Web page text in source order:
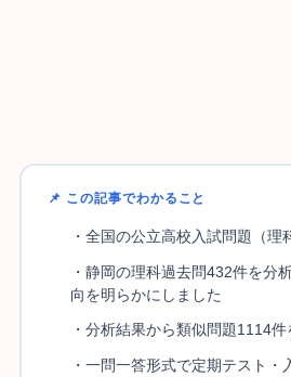
📌 この記事でわかること
・全国の公立高校入試問題（
・静岡の理科過去問432件を分
向を明らかにしました
・分析結果から類似問題1114
・一問一答形式で定期テスト・